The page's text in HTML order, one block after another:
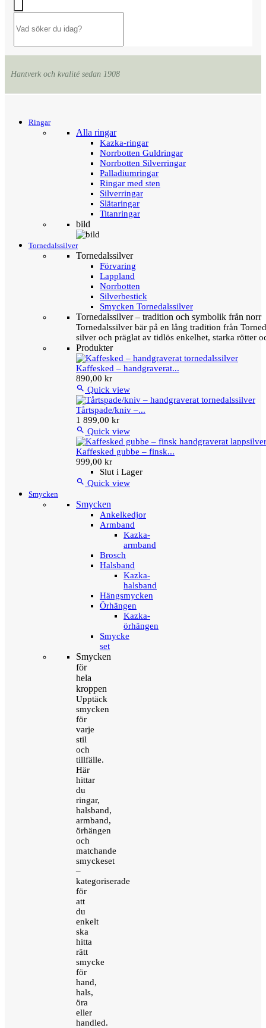
Hantverk och kvalité sedan 1908
Ringar
Alla ringar
Kazka-ringar
Norrbotten Guldringar
Norrbotten Silverringar
Palladiumringar
Ringar med sten
Silverringar
Slätaringar
Titanringar
bild
Tornedalssilver
Tornedalssilver
Förvaring
Lappland
Norrbotten
Silverbestick
Smycken Tornedalssilver
Tornedalssilver – tradition och symbolik från norr
Tornedalssilver bär på en lång tradition från
silver och präglat av tidlös enkelhet, starka rötter
Produkter
Kaffesked – handgraverat...
890,00 kr
 Quick view
Tårtspade/kniv –...
1 899,00 kr
 Quick view
Kaffesked gubbe – finsk...
999,00 kr
Slut i Lager
 Quick view
Smycken
Smycken
Ankelkedjor
Armband
Kazka-
armband
Brosch
Halsband
Kazka-
halsband
Hängsmycken
Örhängen
Kazka-
örhängen
Smycke
set
Smycken
för
hela
kroppen
Upptäck
smycken
för
varje
stil
och
tillfälle.
Här
hittar
du
ringar,
halsband,
armband,
örhängen
och
matchande
smyckeset
–
kategoriserade
för
att
du
enkelt
ska
hitta
rätt
smycke
för
hand,
hals,
öra
eller
handled.